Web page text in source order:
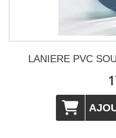
LANIERE PVC